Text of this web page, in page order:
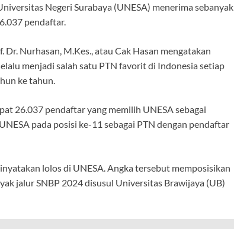
Negeri Surabaya (UNESA) menerima sebanyak
pendaftar.
Nurhasan, M.Kes., atau Cak Hasan mengatakan
menjadi salah satu PTN favorit di Indonesia setiap
ke tahun.
26.037 pendaftar yang memilih UNESA sebagai
pada posisi ke-11 sebagai PTN dengan pendaftar
lolos di UNESA. Angka tersebut memposisikan
jalur SNBP 2024 disusul Universitas Brawijaya (UB)